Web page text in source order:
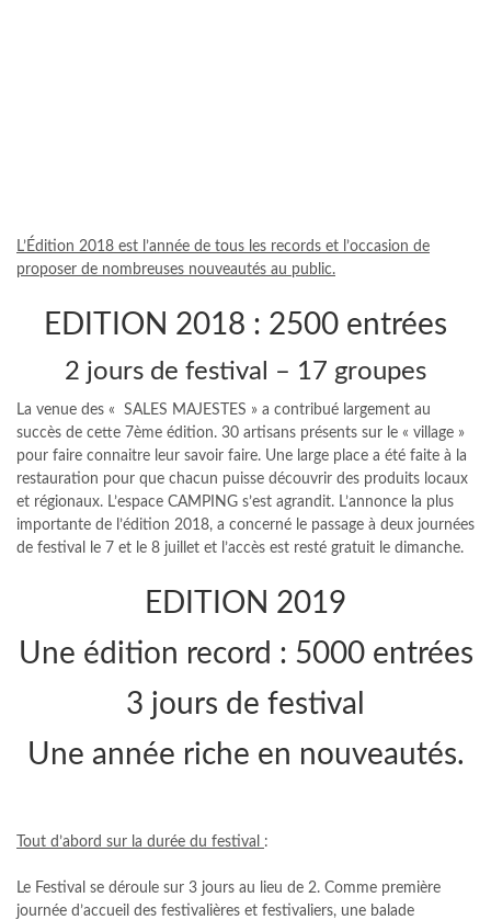
L’Édition 2018 est l’année de tous les records et l’occasion de
proposer de nombreuses nouveautés au public.
EDITION 2018 : 2500 entrées
2 jours de festival – 17 groupes
La venue des « SALES MAJESTES » a contribué largement au
succès de cette 7ème édition. 30 artisans présents sur le « village »
pour faire connaitre leur savoir faire. Une large place a été faite à la
restauration pour que chacun puisse découvrir des produits locaux
et régionaux. L’espace CAMPING s’est agrandit. L’annonce la plus
importante de l’édition 2018, a concerné le passage à deux journées
de festival le 7 et le 8 juillet et l’accès est resté gratuit le dimanche.
EDITION 2019
Une édition record : 5000 entrées
3 jours de festival
Une année riche en nouveautés.
Tout d’abord sur la durée du festival :
Le Festival se déroule sur 3 jours au lieu de 2. Comme première
journée d’accueil des festivalières et festivaliers, une balade